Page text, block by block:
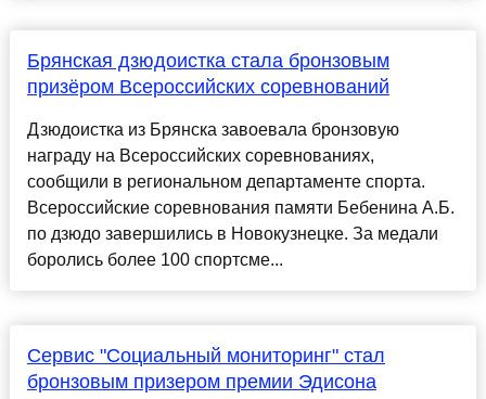
Брянская дзюдоистка стала бронзовым
призёром Всероссийских соревнований
Дзюдоистка из Брянска завоевала бронзовую
награду на Всероссийских соревнованиях,
сообщили в региональном департаменте спорта.
Всероссийские соревнования памяти Бебенина А.Б.
по дзюдо завершились в Новокузнецке. За медали
боролись более 100 спортсме...
Сервис "Социальный мониторинг" стал
бронзовым призером премии Эдисона